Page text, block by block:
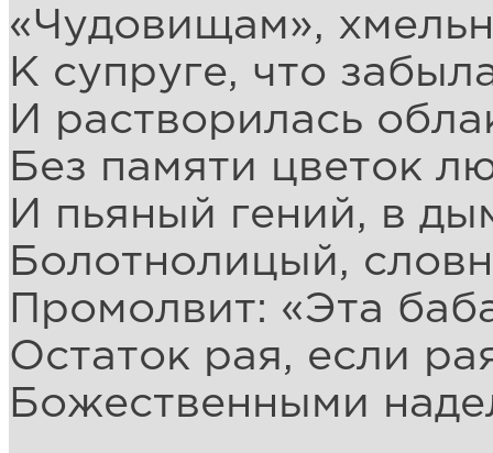
«Чудовищам»,
К супруге, что
И растворилась
Без памяти цветок
И пьяный гений, в
Болотнолицый,
Промолвит: «Эта
Остаток рая, если
Божественными